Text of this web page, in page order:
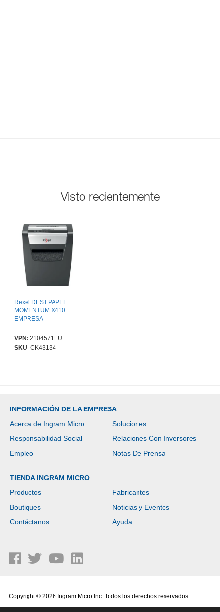
Visto recientemente
Rexel DEST.PAPEL
MOMENTUM X410
EMPRESA
VPN: 2104571EU
SKU: CK43134
INFORMACIÓN DE LA EMPRESA
Acerca de Ingram Micro
Soluciones
Responsabilidad Social
Relaciones Con Inversores
Empleo
Notas De Prensa
TIENDA INGRAM MICRO
Productos
Fabricantes
Boutiques
Noticias y Eventos
Contáctanos
Ayuda
Copyright © 2026 Ingram Micro Inc. Todos los derechos reservados.